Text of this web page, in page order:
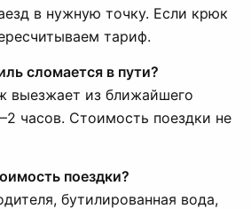
в нужную точку. Если крюк
тариф.
сломается в пути?
выезжает из ближайшего
часов. Стоимость поездки не
поездки?
бутилированная вода,